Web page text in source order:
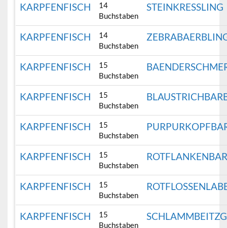
KARPFENFISCH
14
Buchstaben
STEINKRESSLING
KARPFENFISCH
14
Buchstaben
KARPFENFISCH
15
Buchstaben
KARPFENFISCH
15
Buchstaben
KARPFENFISCH
15
Buchstaben
KARPFENFISCH
15
Buchstaben
KARPFENFISCH
15
Buchstaben
KARPFENFISCH
15
Buchstaben